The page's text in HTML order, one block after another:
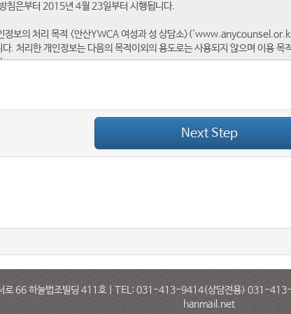
Next Step
덕서로 66 하눌법조빌딩 411호 | TEL: 031-413-9414(상담전용)
hanmail.net